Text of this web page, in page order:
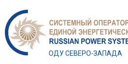
ОДУ СЕВЕРО-ЗАПАДА